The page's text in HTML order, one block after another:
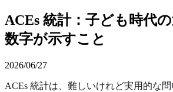
ACEs 統計：子ども時代
数字が示すこと
2026/06/27
ACEs 統計は、難しいけれど実用的な